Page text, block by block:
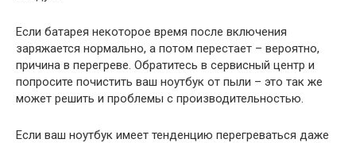
Если батарея некоторое время после включения
заряжается нормально, а потом перестает – вероятно,
причина в перегреве. Обратитесь в сервисный центр и
попросите почистить ваш ноутбук от пыли – это так же
может решить и проблемы с производительностью.
Если ваш ноутбук имеет тенденцию перегреваться даже